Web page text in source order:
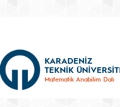
KARADENİZ
TEKNİK
Matematik Anabilim Dalı